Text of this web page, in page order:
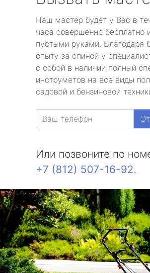
Наш мастер будет у Вас в
часа совершенно бесплатно
пустыми руками. Благодаря
опыту за спиной у
с собой в наличии полный
инструметов на все виды
садовой и бензиновой
Или позвоните по
+7 (812) 507-16-92.